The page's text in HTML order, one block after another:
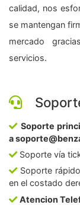
calidad, nos
se mantengan
mercado
servicios.
Soporte
a
Soporte vía
Soporte
en el costado
Atencion